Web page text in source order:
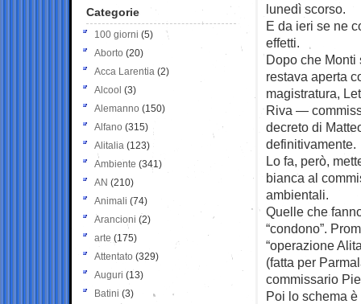
lunedì scorso.
E da ieri se ne
effetti.
Dopo che Monti
restava aperta
magistratura,
Riva —
decreto di
definitivamente.
Lo fa, però,
bianca al
ambientali.
Quelle che
“condono”.
“operazione
(fatta per
commissario
Poi lo schema
Categorie
100 giorni (5)
Aborto (20)
Acca Larentia (2)
Alcool (3)
Alemanno (150)
Alfano (315)
Alitalia (123)
Ambiente (341)
AN (210)
Animali (74)
Arancioni (2)
arte (175)
Attentato (329)
Auguri (13)
Batini (3)